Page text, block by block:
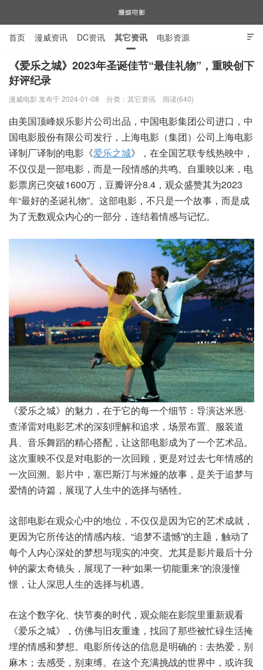
漫威电影

首页 漫威资讯 DC资讯 其它资讯 电影资源
电视剧资源 漫威图片
《爱乐之城》2023年圣诞佳节“最佳礼物”，重映创下
好评纪录
漫威电影 发布于 2024-01-08 分类： 其它资讯 阅读(640)
由美国顶峰娱乐影片公司出品，中国电影集团公司进口，中
国电影股份有限公司发行，上海电影（集团）公司上海电影
译制厂译制的电影《爱乐之城》，在全国艺联专线热映中，
不仅仅是一部电影，而是一段情感的共鸣。自重映以来，电
影票房已突破1600万，豆瓣评分8.4，观众盛赞其为2023
年“最好的圣诞礼物”。这部电影，不只是一个故事，而是成
为了无数观众内心的一部分，连结着情感与记忆。
《爱乐之城》的魅力，在于它的每一个细节：导演达米恩·
查泽雷对电影艺术的深刻理解和追求，场景布置、服装道
具、音乐舞蹈的精心搭配，让这部电影成为了一个艺术品。
这次重映不仅是对电影的一次回顾，更是对过去七年情感的
一次回溯。影片中，塞巴斯汀与米娅的故事，是关于追梦与
爱情的诗篇，展现了人生中的选择与牺牲。
这部电影在观众心中的地位，不仅仅是因为它的艺术成就，
更因为它所传达的情感内核。“追梦不遗憾”的主题，触动了
每个人内心深处的梦想与现实的冲突。尤其是影片最后十分
钟的蒙太奇镜头，展现了一种“如果一切能重来”的浪漫憧
憬，让人深思人生的选择与机遇。
在这个数字化、快节奏的时代，观众能在影院里重新观看
《爱乐之城》，仿佛与旧友重逢，找回了那些被忙碌生活掩
埋的情感和梦想。电影所传达的信息是明确的：去热爱，别
麻木；去感受，别束缚。在这个充满挑战的世界中，或许我